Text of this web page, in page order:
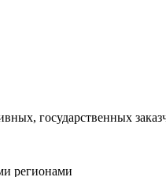
государственных
регионами